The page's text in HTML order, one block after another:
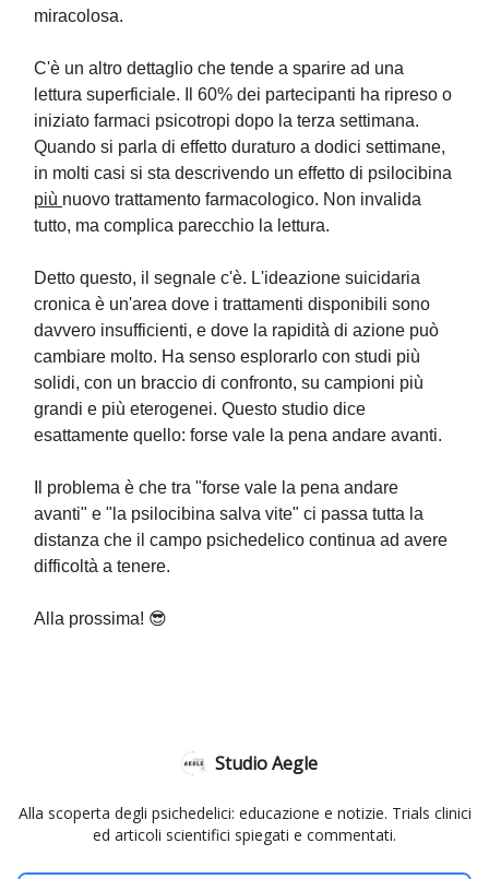
miracolosa.
C'è un altro dettaglio che tende a sparire ad una
lettura superficiale. Il 60% dei partecipanti ha ripreso o
iniziato farmaci psicotropi dopo la terza settimana.
Quando si parla di effetto duraturo a dodici settimane,
in molti casi si sta descrivendo un effetto di psilocibina
più nuovo trattamento farmacologico. Non invalida
tutto, ma complica parecchio la lettura.
Detto questo, il segnale c'è. L'ideazione suicidaria
cronica è un'area dove i trattamenti disponibili sono
davvero insufficienti, e dove la rapidità di azione può
cambiare molto. Ha senso esplorarlo con studi più
solidi, con un braccio di confronto, su campioni più
grandi e più eterogenei. Questo studio dice
esattamente quello: forse vale la pena andare avanti.
Il problema è che tra "forse vale la pena andare
avanti" e "la psilocibina salva vite" ci passa tutta la
distanza che il campo psichedelico continua ad avere
difficoltà a tenere.
Alla prossima! 😎
Studio Aegle
Alla scoperta degli psichedelici: educazione e notizie. Trials clinici
ed articoli scientifici spiegati e commentati.